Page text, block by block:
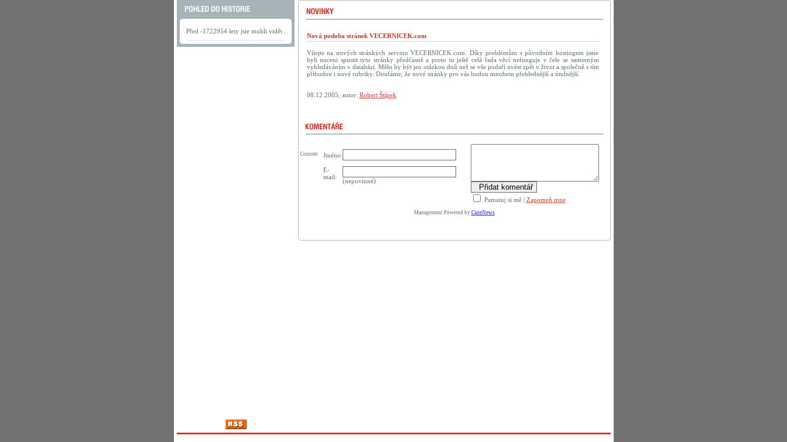
Před -1722954 lety jste mohli vidět .
Nová podoba stránek VECERNICEK.com
Vítejte na nových stránkých serveru VECERNICEK.com. Díky problémům s původním hostingem jsme
byli nuceni spustit tyto stránky předčasně a proto tu ještě celá řada věcí nefunguje v čele se samotným
vyhledáváním v databázi. Mělo by být jen otázkou dnů než se vše podaří uvést zpět v život a společně s tím
přibudou i nové rubriky. Doufáme, že nové stránky pro vás budou mnohem přehlednější a útulnější.
08.12.2005, autor: Robert Štípek
Jméno:
Pamatuj si mě| Zapomeň mne
E-
mail:
(nepovinné)
Content
Management Powered by CuteNews